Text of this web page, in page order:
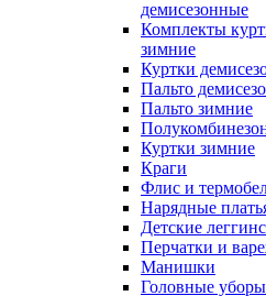
демисезонные
Комплекты
зимние
Куртки
Пальто
Пальто зимние
Куртки зимние
Краги
Флис и
Нарядные
Детские
Перчатки и
Манишки
Головные уборы